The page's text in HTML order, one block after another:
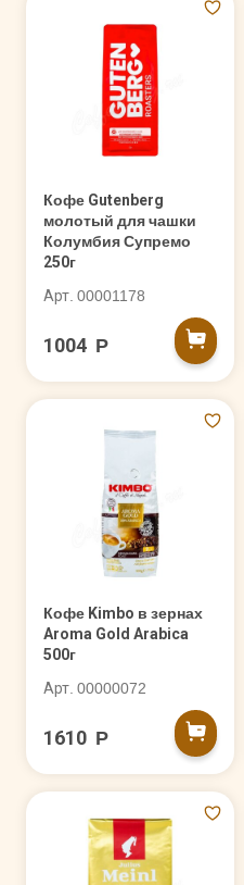
Кофе Gutenberg
молотый для чашки
Колумбия Супремо
250г
Арт. 00001178
1004 Р
Кофе Kimbo в зернах
Aroma Gold Arabica
500г
Арт. 00000072
1610 Р